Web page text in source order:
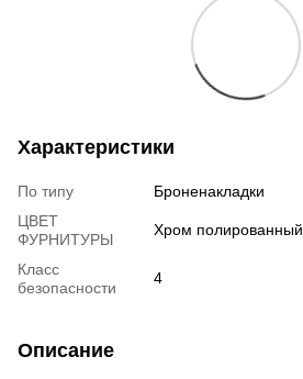
Характеристики
По типу
Броненакладки
ЦВЕТ
ФУРНИТУРЫ
Хром полированный
Класс
безопасности
4
Описание